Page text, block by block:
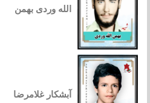
الله وردی بهمن
آبشکار غلامرضا